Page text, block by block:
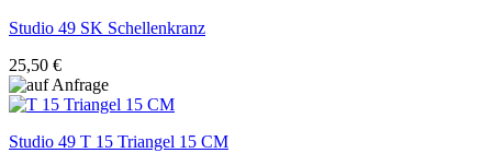
Studio 49 SK Schellenkranz
25,50 €
Studio 49 T 15 Triangel 15 CM